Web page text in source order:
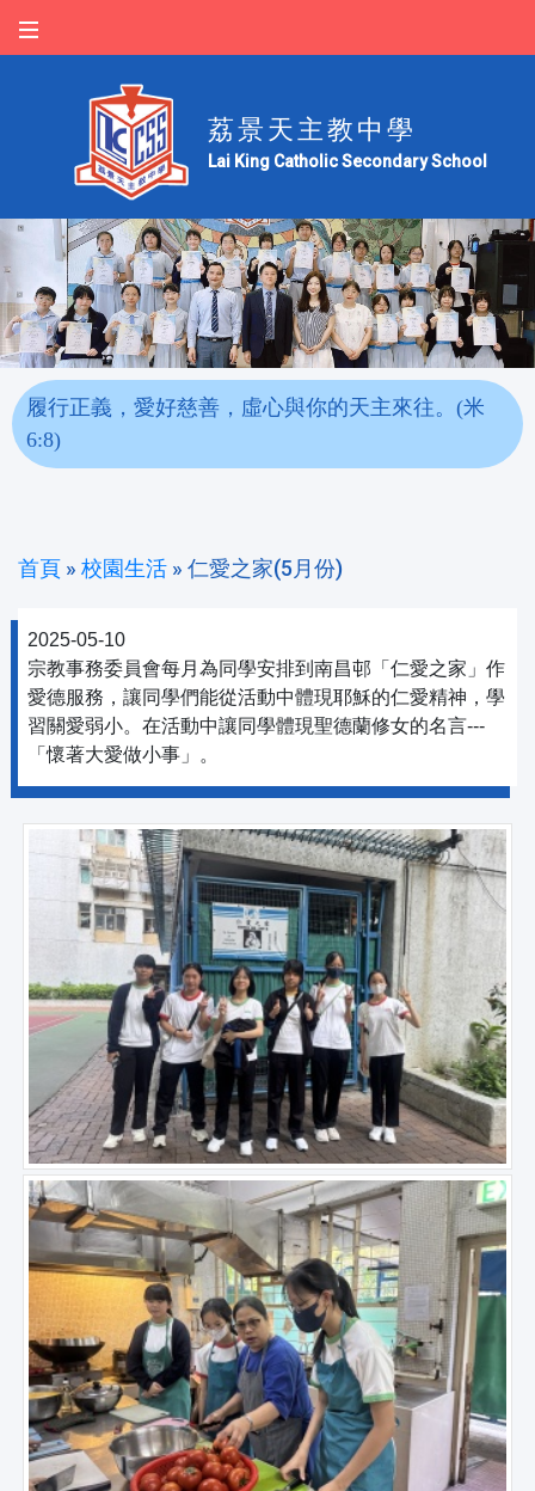
荔景天主教中學
Lai King Catholic Secondary School
履行正義，愛好慈善，虛心與你的天主來往。(米
6:8)
首頁 » 校園生活 » 仁愛之家(5月份)
2025-05-10
宗教事務委員會每月為同學安排到南昌邨「仁愛之家」作
愛德服務，讓同學們能從活動中體現耶穌的仁愛精神，學
習關愛弱小。在活動中讓同學體現聖德蘭修女的名言---
「懷著大愛做小事」。